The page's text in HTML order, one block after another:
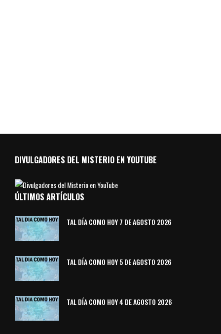
DIVULGADORES DEL MISTERIO EN YOUTUBE
ÚLTIMOS ARTÍCULOS
TAL DÍA COMO HOY 7 DE AGOSTO 2026
TAL DÍA COMO HOY 5 DE AGOSTO 2026
TAL DÍA COMO HOY 4 DE AGOSTO 2026